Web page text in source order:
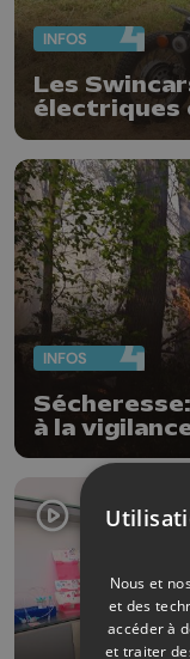
INFOS
Les
INFOS
à la
Nous et
et des
accéder à
et traiter